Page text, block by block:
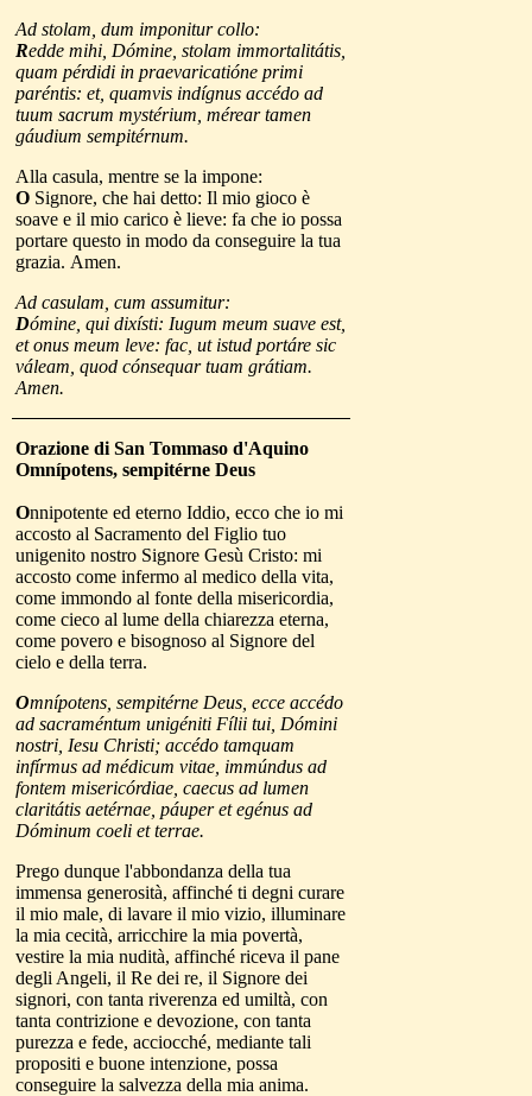
Ad stolam, dum imponitur collo:
Redde mihi, Dómine, stolam immortalitátis,
quam pérdidi in praevaricatióne primi
paréntis: et, quamvis indígnus accédo ad
tuum sacrum mystérium, mérear tamen
gáudium sempitérnum.
Alla casula, mentre se la impone:
O Signore, che hai detto: Il mio gioco è
soave e il mio carico è lieve: fa che io possa
portare questo in modo da conseguire la tua
grazia. Amen.
Ad casulam, cum assumitur:
Dómine, qui dixísti: Iugum meum suave est,
et onus meum leve: fac, ut istud portáre sic
váleam, quod cónsequar tuam grátiam.
Amen.
Orazione di San Tommaso d'Aquino
Omnípotens, sempitérne Deus
Onnipotente ed eterno Iddio, ecco che io mi
accosto al Sacramento del Figlio tuo
unigenito nostro Signore Gesù Cristo: mi
accosto come infermo al medico della vita,
come immondo al fonte della misericordia,
come cieco al lume della chiarezza eterna,
come povero e bisognoso al Signore del
cielo e della terra.
Omnípotens, sempitérne Deus, ecce accédo
ad sacraméntum unigéniti Fílii tui, Dómini
nostri, Iesu Christi; accédo tamquam
infírmus ad médicum vitae, immúndus ad
fontem misericórdiae, caecus ad lumen
claritátis aetérnae, páuper et egénus ad
Dóminum coeli et terrae.
Prego dunque l'abbondanza della tua
immensa generosità, affinché ti degni curare
il mio male, di lavare il mio vizio, illuminare
la mia cecità, arricchire la mia povertà,
vestire la mia nudità, affinché riceva il pane
degli Angeli, il Re dei re, il Signore dei
signori, con tanta riverenza ed umiltà, con
tanta contrizione e devozione, con tanta
purezza e fede, acciocché, mediante tali
propositi e buone intenzione, possa
conseguire la salvezza della mia anima.